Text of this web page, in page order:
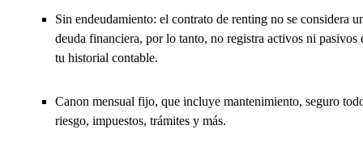
Sin endeudamiento: el contrato de renting no se considera
deuda financiera, por lo tanto, no registra activos ni pasivos
tu historial contable.
Canon mensual fijo, que incluye mantenimiento, seguro
riesgo, impuestos, trámites y más.